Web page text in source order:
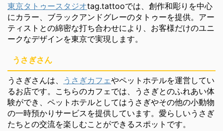
東京タトゥースタジオtag.tattooでは、創作和彫りを中心
にカラー、ブラックアンドグレーのタトゥーを提供。アー
ティストとの綿密な打ち合わせにより、お客様だけのユニ
ークなデザインを東京で実現します。
うさぎさん
うさぎさんは、 うさぎカフェやペットホテルを運営してい
るお店です。こちらのカフェでは、うさぎとのふれあい体
験ができ、ペットホテルとしてはうさぎやその他の小動物
の一時預かりサービスを提供しています。愛らしいうさぎ
たちとの交流を楽しむことができるスポットです。